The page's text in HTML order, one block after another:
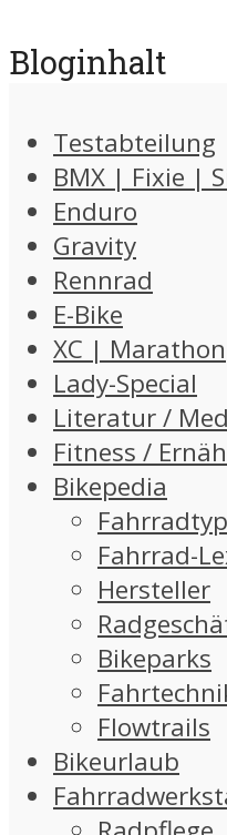
Bloginhalt
Testabteilung
BMX | Fixie |
Enduro
Gravity
Rennrad
E-Bike
XC | Marathon
Lady-Special
Literatur /
Fitness /
Bikepedia
Fahrrad-
Hersteller
Bikeparks
Flowtrails
Bikeurlaub